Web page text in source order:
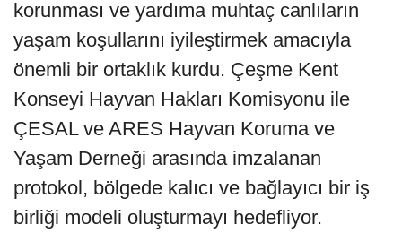
korunması ve yardıma muhtaç canlıların
yaşam koşullarını iyileştirmek amacıyla
önemli bir ortaklık kurdu. Çeşme Kent
Konseyi Hayvan Hakları Komisyonu ile
ÇESAL ve ARES Hayvan Koruma ve
Yaşam Derneği arasında imzalanan
protokol, bölgede kalıcı ve bağlayıcı bir iş
birliği modeli oluşturmayı hedefliyor.